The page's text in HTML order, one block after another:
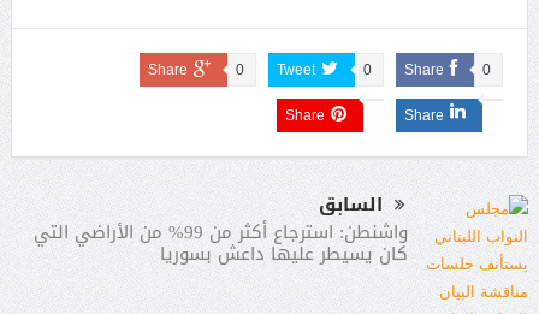
Share 0
Tweet 0
Share 0
Share
Share
السابق
واشنطن: استرجاع أكثر من 99% من الأراضي التي
كان يسيطر عليها داعش بسوريا